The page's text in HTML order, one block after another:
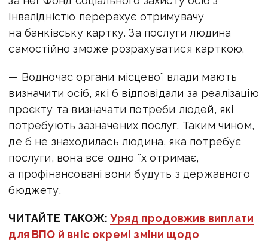
інвалідністю перерахує отримувачу
на банківську картку. За послуги людина
самостійно зможе розрахуватися карткою.
— Водночас органи місцевої влади мають
визначити осіб, які б відповідали за реалізацію
проєкту та визначати потреби людей, які
потребують зазначених послуг. Таким чином,
де б не знаходилась людина, яка потребує
послуги, вона все одно їх отримає,
а профінансовані вони будуть з державного
бюджету.
ЧИТАЙТЕ ТАКОЖ:Уряд продовжив виплати
для ВПО й вніс окремі зміни щодо